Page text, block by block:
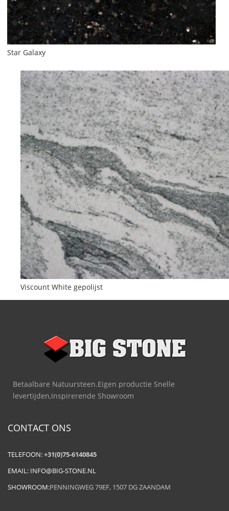
Star Galaxy
Viscount White gepolijst
Betaalbare Natuursteen.Eigen productie Snelle
levertijden,Inspirerende Showroom
CONTACT ONS
TELEFOON:+31(0)75-6140845
EMAIL: INFO@BIG-STONE.NL
SHOWROOM:PENNINGWEG 79EF, 1507 DG ZAANDAM